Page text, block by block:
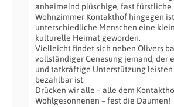
anheimelnd plüschige, fast fürstliche
Wohnzimmer Kontakthof hingegen
unterschiedliche Menschen eine
kulturelle Heimat geworden.
Vielleicht findet sich neben Olivers
vollständiger Genesung jemand, der
und tatkräftige Unterstützung leisten
bezahlbar ist.
Drücken wir alle – alle dem
Wohlgesonnenen – fest die Daumen!